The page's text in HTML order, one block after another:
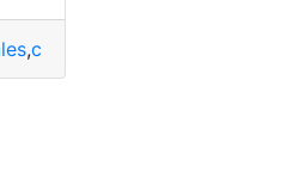
,carrera